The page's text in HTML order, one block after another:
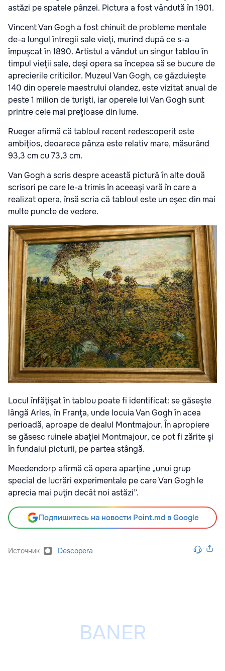
astăzi pe spatele pânzei. Pictura a fost vândută în 1901.
Vincent Van Gogh a fost chinuit de probleme mentale
de-a lungul întregii sale vieţi, murind după ce s-a
împuşcat în 1890. Artistul a vândut un singur tablou în
timpul vieţii sale, deşi opera sa începea să se bucure de
aprecierile criticilor. Muzeul Van Gogh, ce găzduieşte
140 din operele maestrului olandez, este vizitat anual de
peste 1 milion de turişti, iar operele lui Van Gogh sunt
printre cele mai preţioase din lume.
Rueger afirmă că tabloul recent redescoperit este
ambiţios, deoarece pânza este relativ mare, măsurând
93,3 cm cu 73,3 cm.
Van Gogh a scris despre această pictură în alte două
scrisori pe care le-a trimis în aceeaşi vară în care a
realizat opera, însă scria că tabloul este un eşec din mai
multe puncte de vedere.
Locul înfăţişat în tablou poate fi identificat: se găseşte
lângă Arles, în Franţa, unde locuia Van Gogh în acea
perioadă, aproape de dealul Montmajour. În apropiere
se găsesc ruinele abaţiei Montmajour, ce pot fi zărite şi
în fundalul picturii, pe partea stângă.
Meedendorp afirmă că opera aparţine „unui grup
special de lucrări experimentale pe care Van Gogh le
aprecia mai puţin decât noi astăzi”.
Подпишитесь на новости Point.md в Google
Источник Descopera